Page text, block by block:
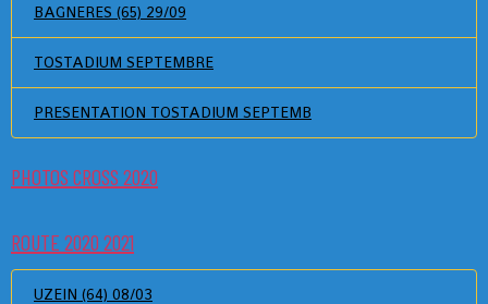
BAGNERES (65) 29/09
TOSTADIUM SEPTEMBRE
PRESENTATION TOSTADIUM SEPTEMB
PHOTOS CROSS 2020
ROUTE 2020 2021
UZEIN (64) 08/03